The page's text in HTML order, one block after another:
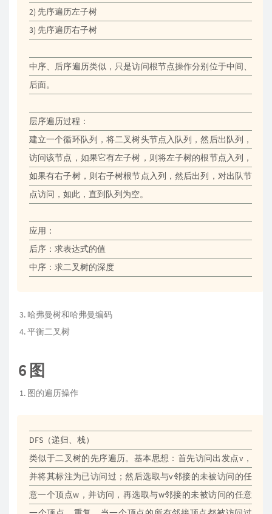
2) 先序遍历左子树
3) 先序遍历右子树
中序、后序遍历类似，只是访问根节点操作分别位于中间、
后面。
层序遍历过程：
建立一个循环队列，将二叉树头节点入队列，然后出队列，
访问该节点，如果它有左子树，则将左子树的根节点入列，
如果有右子树，则右子树根节点入列，然后出列，对出队节
点访问，如此，直到队列为空。
应用：
后序：求表达式的值
中序：求二叉树的深度
哈弗曼树和哈弗曼编码
平衡二叉树
6 图
图的遍历操作
DFS（递归、栈）
类似于二叉树的先序遍历。基本思想：首先访问出发点v，
并将其标注为已访问过；然后选取与v邻接的未被访问的任
意一个顶点w，并访问，再选取与w邻接的未被访问的任意